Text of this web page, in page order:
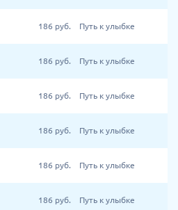
186 руб. Путь к улыбке
186 руб. Путь к улыбке
186 руб. Путь к улыбке
186 руб. Путь к улыбке
186 руб. Путь к улыбке
186 руб. Путь к улыбке